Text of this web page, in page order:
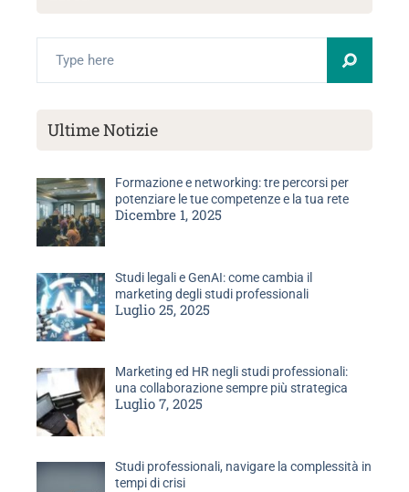
Search
Ultime Notizie
Formazione e networking: tre percorsi per
potenziare le tue competenze e la tua rete
Dicembre 1, 2025
Studi legali e GenAI: come cambia il
marketing degli studi professionali
Luglio 25, 2025
Marketing ed HR negli studi professionali:
una collaborazione sempre più strategica
Luglio 7, 2025
Studi professionali, navigare la complessità in
tempi di crisi